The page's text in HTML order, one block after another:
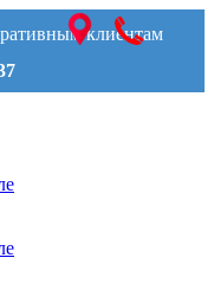
клиентам